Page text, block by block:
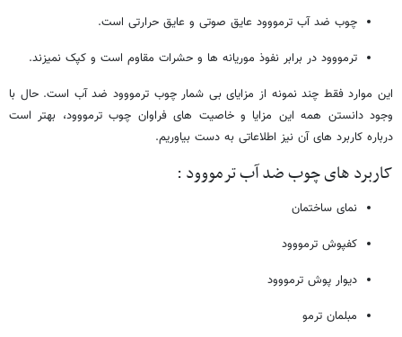
چوب ضد آب ترمووود عایق صوتی و عایق حرارتی است.
ترمووود در برابر نفوذ موریانه ها و حشرات مقاوم است و کپک نمیزند.
این موارد فقط چند نمونه از مزایای بی شمار چوب ترمووود ضد آب است. حال با
وجود دانستن همه این مزایا و خاصیت های فراوان چوب ترمووود، بهتر است
درباره کاربرد های آن نیز اطلاعاتی به دست بیاوریم.
کاربرد های چوب ضد آب ترمووود :
نمای ساختمان
کفپوش ترمووود
دیوار پوش ترمووود
مبلمان ترمو